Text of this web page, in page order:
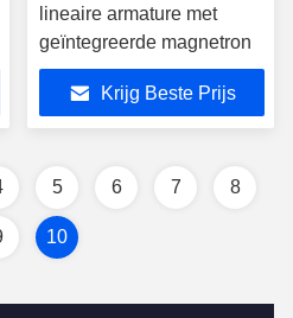
lineaire armature met
geïntegreerde magnetron
Krijg Beste Prijs
5 6 7 8
10